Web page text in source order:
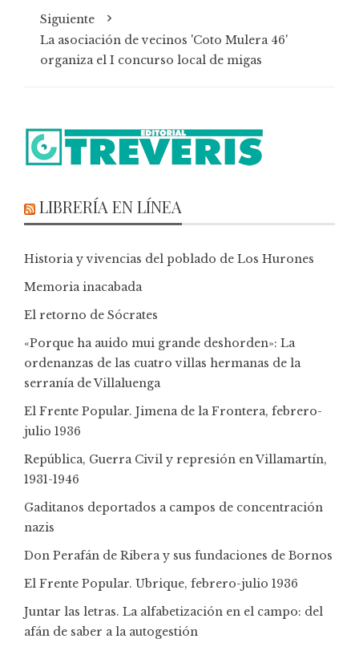
Siguiente
La asociación de vecinos 'Coto Mulera 46'
organiza el I concurso local de migas
LIBRERÍA EN LÍNEA
Historia y vivencias del poblado de Los Hurones
Memoria inacabada
El retorno de Sócrates
«Porque ha auido mui grande deshorden»: La
ordenanzas de las cuatro villas hermanas de la
serranía de Villaluenga
El Frente Popular. Jimena de la Frontera, febrero-
julio 1936
República, Guerra Civil y represión en Villamartín,
1931-1946
Gaditanos deportados a campos de concentración
nazis
Don Perafán de Ribera y sus fundaciones de Bornos
El Frente Popular. Ubrique, febrero-julio 1936
Juntar las letras. La alfabetización en el campo: del
afán de saber a la autogestión